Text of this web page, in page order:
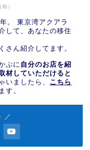
）
。 東京湾アクアラ
して、あなたの移住
さん紹介してます。
ぶに 自分のお店を紹
材していただけると
いましたら、 こちら
す。
／